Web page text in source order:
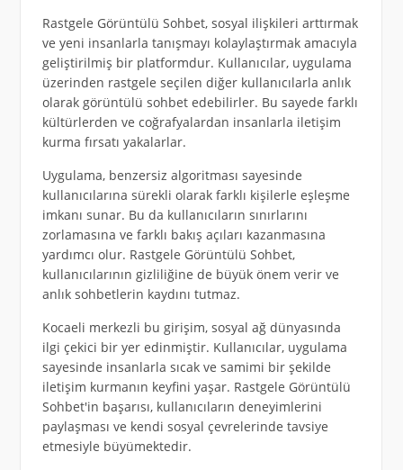
Rastgele Görüntülü Sohbet, sosyal ilişkileri arttırmak
ve yeni insanlarla tanışmayı kolaylaştırmak amacıyla
geliştirilmiş bir platformdur. Kullanıcılar, uygulama
üzerinden rastgele seçilen diğer kullanıcılarla anlık
olarak görüntülü sohbet edebilirler. Bu sayede farklı
kültürlerden ve coğrafyalardan insanlarla iletişim
kurma fırsatı yakalarlar.
Uygulama, benzersiz algoritması sayesinde
kullanıcılarına sürekli olarak farklı kişilerle eşleşme
imkanı sunar. Bu da kullanıcıların sınırlarını
zorlamasına ve farklı bakış açıları kazanmasına
yardımcı olur. Rastgele Görüntülü Sohbet,
kullanıcılarının gizliliğine de büyük önem verir ve
anlık sohbetlerin kaydını tutmaz.
Kocaeli merkezli bu girişim, sosyal ağ dünyasında
ilgi çekici bir yer edinmiştir. Kullanıcılar, uygulama
sayesinde insanlarla sıcak ve samimi bir şekilde
iletişim kurmanın keyfini yaşar. Rastgele Görüntülü
Sohbet'in başarısı, kullanıcıların deneyimlerini
paylaşması ve kendi sosyal çevrelerinde tavsiye
etmesiyle büyümektedir.